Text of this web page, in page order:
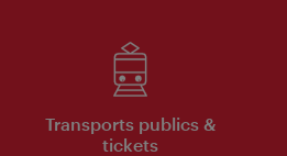
Transports publics &
tickets